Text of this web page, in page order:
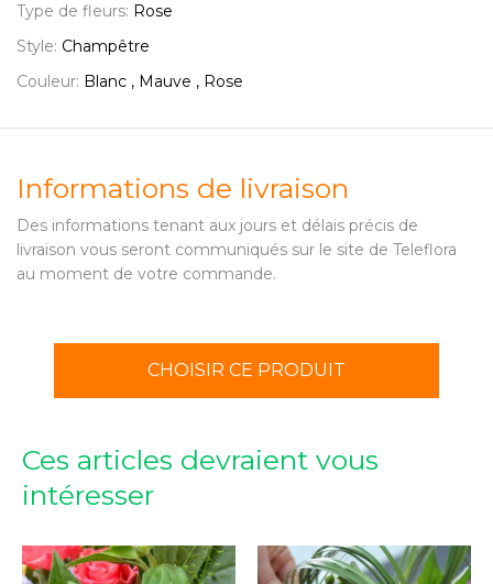
Type de fleurs: Rose
Style: Champêtre
Couleur: Blanc , Mauve , Rose
Informations de livraison
Des informations tenant aux jours et délais précis de
livraison vous seront communiqués sur le site de Teleflora
au moment de votre commande.
CHOISIR CE PRODUIT
Ces articles devraient vous
intéresser